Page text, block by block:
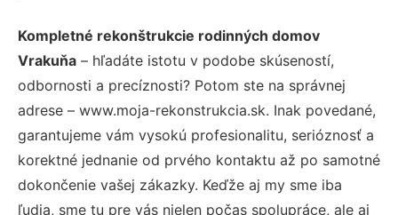
Kompletné rekonštrukcie rodinných domov
Vrakuňa – hľadáte istotu v podobe skúseností,
odbornosti a precíznosti? Potom ste na správnej
adrese – www.moja-rekonstrukcia.sk. Inak povedané,
garantujeme vám vysokú profesionalitu, serióznosť a
korektné jednanie od prvého kontaktu až po samotné
dokončenie vašej zákazky. Keďže aj my sme iba
ľudia, sme tu pre vás nielen počas spolupráce, ale aj